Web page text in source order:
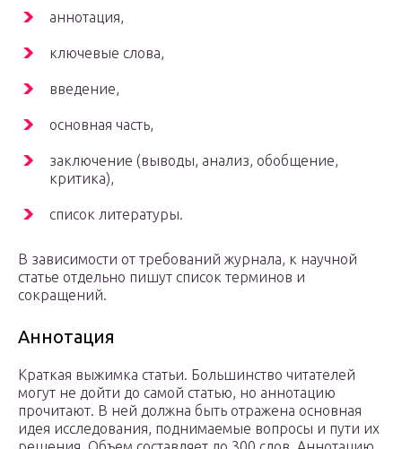
аннотация,
ключевые слова,
введение,
основная часть,
заключение (выводы, анализ, обобщение,
критика),
список литературы.
В зависимости от требований журнала, к научной
статье отдельно пишут список терминов и
сокращений.
Аннотация
Краткая выжимка статьи. Большинство читателей
могут не дойти до самой статью, но аннотацию
прочитают. В ней должна быть отражена основная
идея исследования, поднимаемые вопросы и пути их